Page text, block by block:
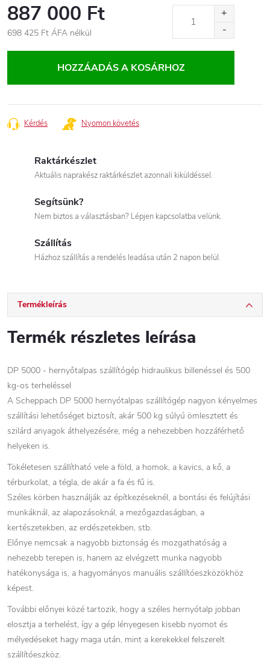
887 000 Ft
698 425 Ft ÁFA nélkül
HOZZÁADÁS A KOSÁRHOZ
Kérdés Nyomon követés
Raktárkészlet
Aktuális naprakész raktárkészlet azonnali kiküldéssel.
Segítsünk?
Nem biztos a választásban? Lépjen kapcsolatba velünk.
Szállítás
Házhoz szállítás a rendelés leadása után 2 napon belül.
Termékleírás
Termék részletes leírása
DP 5000 - hernyőtalpas szállítógép hidraulikus billenéssel és 500
kg-os terheléssel
A Scheppach DP 5000 hernyótalpas szállítógép nagyon kényelmes
szállítási lehetőséget biztosít, akár 500 kg súlyú ömlesztett és
szilárd anyagok áthelyezésére, még a nehezebben hozzáférhető
helyeken is.
Tökéletesen szállítható vele a föld, a homok, a kavics, a kő, a
térburkolat, a tégla, de akár a fa és fű is.
Széles körben használják az építkezéseknél, a bontási és felújítási
munkáknál, az alapozásoknál, a mezőgazdaságban, a
kertészetekben, az erdészetekben, stb.
Előnye nemcsak a nagyobb biztonság és mozgathatóság a
nehezebb terepen is, hanem az elvégzett munka nagyobb
hatékonysága is, a hagyományos manuális szállítóeszközökhöz
képest.
További előnyei közé tartozik, hogy a széles hernyótalp jobban
elosztja a terhelést, így a gép lényegesen kisebb nyomot és
mélyedéseket hagy maga után, mint a kerekekkel felszerelt
szállítóeszköz.